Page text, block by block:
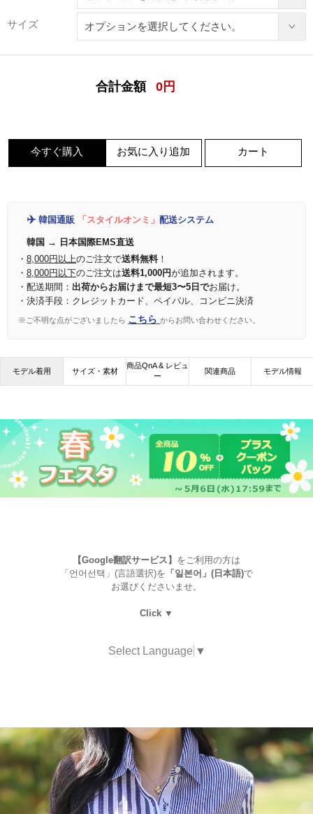
サイズ
合計金額 0 円
今すぐ購入 お気に入り追加 カート
✈️ 韓国通販 「スタイルオンミ」 配送システム
韓国 → 日本国際EMS直送
・ 8,000円以上のご注文で送料無料！
・ 8,000円以下のご注文は送料1,000円が追加されます。
・配送期間： 出荷からお届けまで最短3〜5日でお届け。
・決済手段：クレジットカード、ペイパル、コンビニ決済
※ご不明な点がございましたら こちら からお問い合わせください。
モデル着用 サイズ・素材
商品QnA & レビュ
ー
関連商品 モデル情報
【Google翻訳サービス】 をご利用の方は
「언어선택」(言語選択)を 「일본어」(日本語)で
お選びくださいませ。
Click ▼
Select Language ▼